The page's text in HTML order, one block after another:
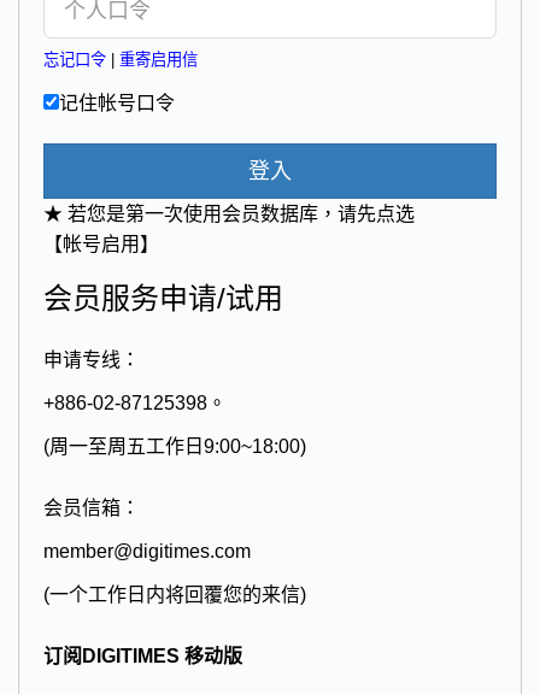
忘记口令 重寄启用信
记住帐号口令
登入
★ 若您是第一次使用会员数据库，请先点选
【帐号启用】
会员服务申请/试用
申请专线：
+886-02-87125398。
(周一至周五工作日9:00~18:00)
会员信箱：
member@digitimes.com
(一个工作日内将回覆您的来信)
订阅DIGITIMES 移动版